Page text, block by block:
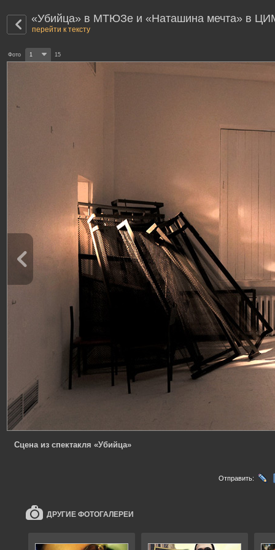
«Убийца» в МТЮЗе и «Наташина мечта» в
перейти к тексту
Фото 1 15
Сцена из спектакля «Убийца»
Отправить:
ДРУГИЕ ФОТОГАЛЕРЕИ